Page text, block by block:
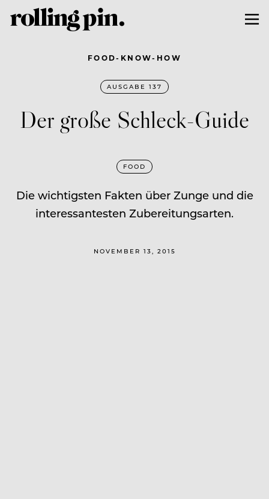
FOOD-KNOW-HOW
AUSGABE 137
Der große Schleck-Guide
FOOD
Die wichtigsten Fakten über Zunge und die
interessantesten Zubereitungsarten.
NOVEMBER 13, 2015